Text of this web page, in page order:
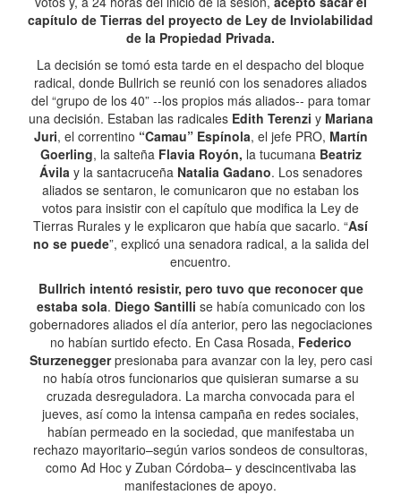
capítulo de Tierras del proyecto de Ley de Inviolabilidad
de la Propiedad Privada.
La decisión se tomó esta tarde en el despacho del bloque
radical, donde Bullrich se reunió con los senadores aliados
del “grupo de los 40” --los propios más aliados-- para tomar
una decisión. Estaban las radicales Edith Terenzi y Mariana
Juri, el correntino “Camau” Espínola, el jefe PRO, Martín
Goerling, la salteña Flavia Royón, la tucumana Beatriz
Ávilay la santacruceñaNatalia Gadano. Los senadores
aliados se sentaron, le comunicaron que no estaban los
votos para insistir con el capítulo que modifica la Ley de
Tierras Rurales y le explicaron que había que sacarlo. “Así
no se puede”, explicó una senadora radical, a la salida del
encuentro.
Bullrich intentó resistir, pero tuvo que reconocer que
estaba sola. Diego Santilli se había comunicado con los
gobernadores aliados el día anterior, pero las negociaciones
no habían surtido efecto. En Casa Rosada, Federico
Sturzeneggerpresionaba para avanzar con la ley, pero casi
no había otros funcionarios que quisieran sumarse a su
cruzada desreguladora. La marcha convocada para el
jueves, así como la intensa campaña en redes sociales,
habían permeado en la sociedad, que manifestaba un
rechazo mayoritario–según varios sondeos de consultoras,
como Ad Hoc y Zuban Córdoba– y descincentivaba las
manifestaciones de apoyo.